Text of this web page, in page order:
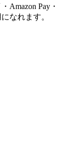
Amazon Pay・
なれます。